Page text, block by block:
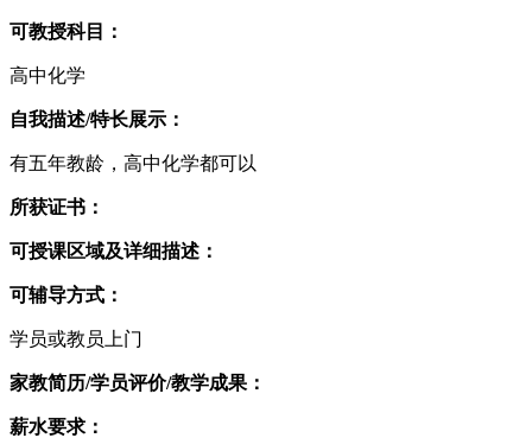
可教授科目：
高中化学
自我描述/特长展示：
有五年教龄，高中化学都可以
所获证书：
可授课区域及详细描述：
可辅导方式：
学员或教员上门
家教简历/学员评价/教学成果：
薪水要求：